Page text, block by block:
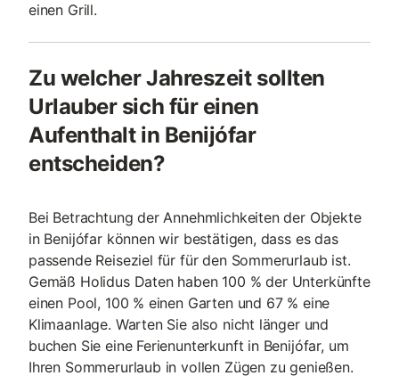
einen Grill.
Zu welcher Jahreszeit sollten
Urlauber sich für einen
Aufenthalt in Benijófar
entscheiden?
Bei Betrachtung der Annehmlichkeiten der Objekte
in Benijófar können wir bestätigen, dass es das
passende Reiseziel für für den Sommerurlaub ist.
Gemäß Holidus Daten haben 100 % der Unterkünfte
einen Pool, 100 % einen Garten und 67 % eine
Klimaanlage. Warten Sie also nicht länger und
buchen Sie eine Ferienunterkunft in Benijófar, um
Ihren Sommerurlaub in vollen Zügen zu genießen.